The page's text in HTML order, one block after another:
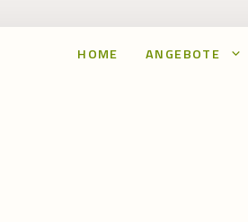
HOME ANGEBOTE